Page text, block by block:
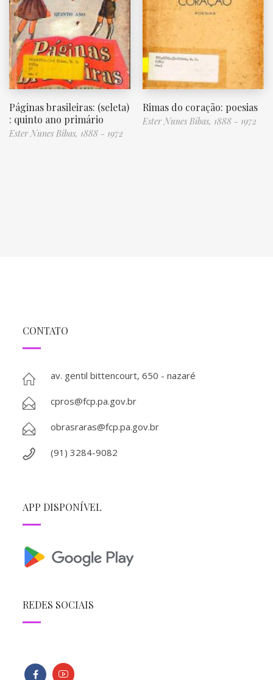
Páginas brasileiras: (seleta)
: quinto ano primário
Ester Nunes Bibas, 1888 - 1972
Rimas do coração: poesias
Ester Nunes Bibas, 1888 - 1972
CONTATO
av. gentil bittencourt, 650 - nazaré
cpros@fcp.pa.gov.br
obrasraras@fcp.pa.gov.br
(91) 3284-9082
APP DISPONÍVEL
REDES SOCIAIS